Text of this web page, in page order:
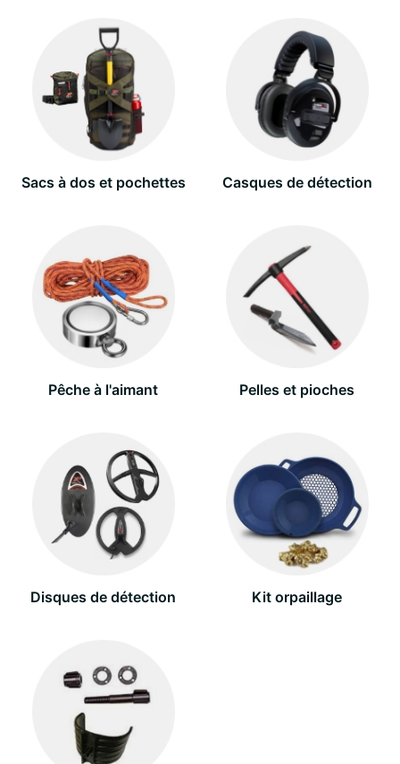
Sacs à dos et pochettes Casques de détection
Pêche à l'aimant Pelles et pioches
Disques de détection Kit orpaillage